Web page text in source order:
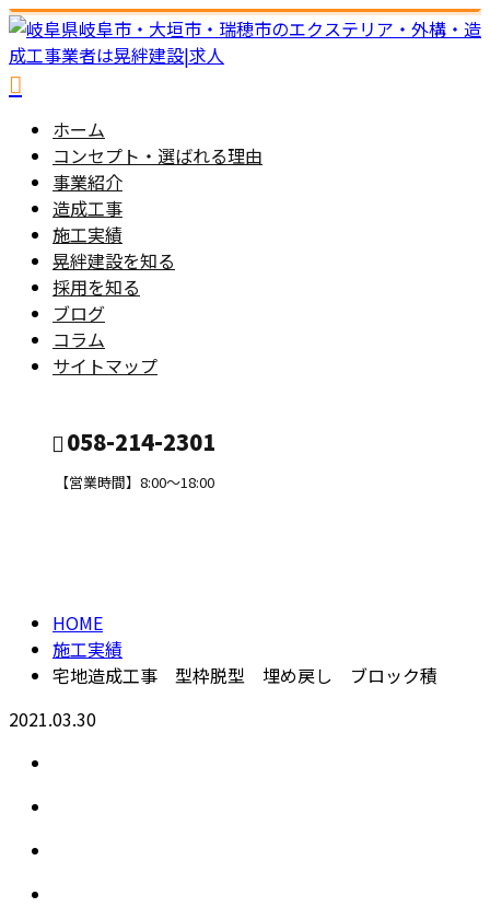
ホーム
コンセプト・選ばれる理由
事業紹介
造成工事
施工実績
晃絆建設を知る
採用を知る
ブログ
コラム
サイトマップ
058-214-2301
【営業時間】8:00～18:00
HOME
施工実績
宅地造成工事 型枠脱型 埋め戻し ブロック積
2021.03.30